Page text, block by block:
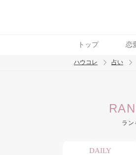
トップ 恋
トレンド ワード
ハウコレ 占い
ラ
DAILY